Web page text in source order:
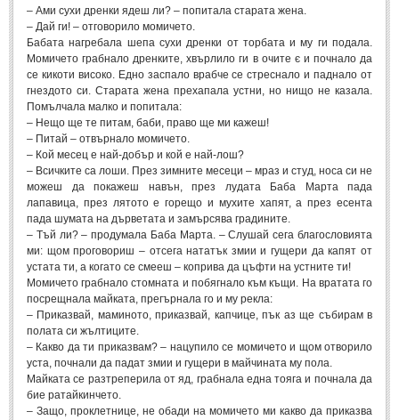
Мъдри мисли
Мъдрости за живота (10)
Мъдрости за любовта (27)
Мъдрости за щастието
Мъдрости за приятелството
Мъдрости на велики хора
Древногръцки афоризми (42)
Древноримски афоризми (21)
ФИЛОСОФИЯ
ФИЛОСОФИЯ
Философски мисли
Житейска философия
Философия на любовта
– Ами сухи дренки ядеш ли? – попитала старата жена.
– Дай ги! – отговорило момичето.
Бабата нагребала шепа сухи дренки от торбата и му ги подала.
Момичето грабнало дренките, хвърлило ги в очите є и почнало да
се кикоти високо. Едно заспало врабче се стреснало и паднало от
гнездото си. Старата жена прехапала устни, но нищо не казала.
Помълчала малко и попитала:
– Нещо ще те питам, баби, право ще ми кажеш!
– Питай – отвърнало момичето.
– Кой месец е най-добър и кой е най-лош?
– Всичките са лоши. През зимните месеци – мраз и студ, носа си не
можеш да покажеш навън, през лудата Баба Марта пада
лапавица, през лятото е горещо и мухите хапят, а през есента
пада шумата на дърветата и замърсява градините.
– Тъй ли? – продумала Баба Марта. – Слушай сега благословията
ми: щом проговориш – отсега нататък змии и гущери да капят от
устата ти, а когато се смееш – коприва да цъфти на устните ти!
Момичето грабнало стомната и побягнало към къщи. На вратата го
посрещнала майката, прегърнала го и му рекла:
– Приказвай, маминото, приказвай, капчице, пък аз ще събирам в
полата си жълтиците.
– Какво да ти приказвам? – нацупило се момичето и щом отворило
уста, почнали да падат змии и гущери в майчината му пола.
Майката се разтреперила от яд, грабнала една тояга и почнала да
бие ратайкинчето.
– Защо, проклетнице, не обади на момичето ми какво да приказва